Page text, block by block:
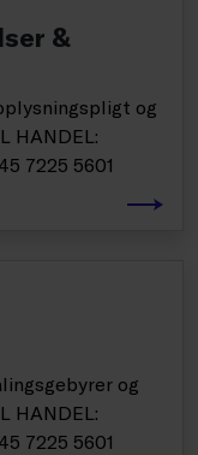
&
og
HANDEL:
7225 5601
og
HANDEL:
7225 5601